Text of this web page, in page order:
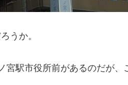
うか。
宮駅市役所前があるのだが